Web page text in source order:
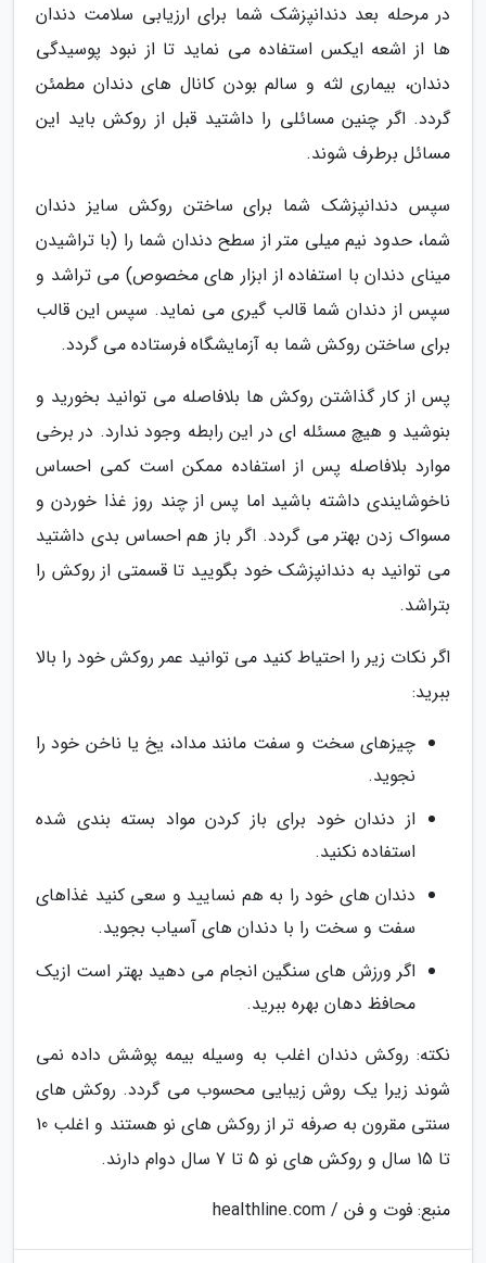
در مرحله بعد دندانپزشک شما برای ارزیابی سلامت دندان
ها از اشعه ایکس استفاده می نماید تا از نبود پوسیدگی
دندان، بیماری لثه و سالم بودن کانال های دندان مطمئن
گردد. اگر چنین مسائلی را داشتید قبل از روکش باید این
مسائل برطرف شوند.
سپس دندانپزشک شما برای ساختن روکش سایز دندان
شما، حدود نیم میلی متر از سطح دندان شما را (با تراشیدن
مینای دندان با استفاده از ابزار های مخصوص) می تراشد و
سپس از دندان شما قالب گیری می نماید. سپس این قالب
برای ساختن روکش شما به آزمایشگاه فرستاده می گردد.
پس از کار گذاشتن روکش ها بلافاصله می توانید بخورید و
بنوشید و هیچ مسئله ای در این رابطه وجود ندارد. در برخی
موارد بلافاصله پس از استفاده ممکن است کمی احساس
ناخوشایندی داشته باشید اما پس از چند روز غذا خوردن و
مسواک زدن بهتر می گردد. اگر باز هم احساس بدی داشتید
می توانید به دندانپزشک خود بگویید تا قسمتی از روکش را
بتراشد.
اگر نکات زیر را احتیاط کنید می توانید عمر روکش خود را بالا
ببرید:
چیزهای سخت و سفت مانند مداد، یخ یا ناخن خود را
نجوید.
از دندان خود برای باز کردن مواد بسته بندی شده
استفاده نکنید.
دندان های خود را به هم نسایید و سعی کنید غذاهای
سفت و سخت را با دندان های آسیاب بجوید.
اگر ورزش های سنگین انجام می دهید بهتر است ازیک
محافظ دهان بهره ببرید.
نکته: روکش دندان اغلب به وسیله بیمه پوشش داده نمی
شوند زیرا یک روش زیبایی محسوب می گردد. روکش های
سنتی مقرون به صرفه تر از روکش های نو هستند و اغلب 10
تا 15 سال و روکش های نو 5 تا 7 سال دوام دارند.
منبع: فوت و فن / healthline.com